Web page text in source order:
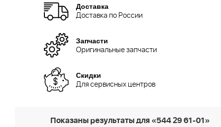
Доставка
Доставка по России
Запчасти
Оригинальные запчасти
Скидки
Для сервисных центров
Показаны результаты для «544 29 61-01»